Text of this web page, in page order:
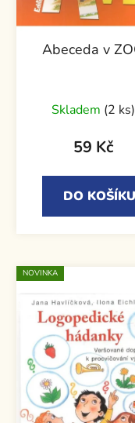
Abeceda v
Skladem (2 ks)
59 Kč
DO KOŠÍKU
NOVINKA